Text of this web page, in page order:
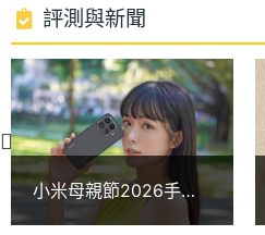
聯發科 Helio G81-Ultra
POCO C85 運行 Android 15
HyperOS 2 操作介面，搭載
八核心處理器，內建 6GB
RAM / 256GB ROM，支援
間擴充與最高 16GB 動態記
處理器
時脈
2+1.8 GHz
處理器
核心數
8
圖形處
理器
Mali-G52 MC2
評測與新聞
小米母親節2026手機
與平板優惠整理！